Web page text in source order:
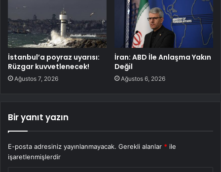
İstanbul’a poyraz uyarısı:
Rüzgar kuvvetlenecek!
Ağustos 7, 2026
İran: ABD İle Anlaşma Yakın
Değil
Ağustos 6, 2026
Bir yanıt yazın
E-posta adresiniz yayınlanmayacak. Gerekli alanlar * ile
işaretlenmişlerdir